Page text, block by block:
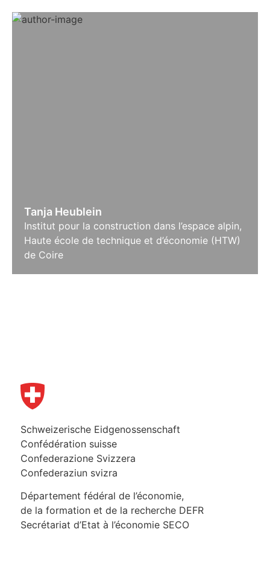
Tanja Heublein
Institut pour la construction dans l’espace alpin,
Haute école de technique et d’économie (HTW)
de Coire
Schweizerische Eidgenossenschaft
Confédération suisse
Confederazione Svizzera
Confederaziun svizra
Département fédéral de l’économie,
de la formation et de la recherche DEFR
Secrétariat d’Etat à l’économie SECO